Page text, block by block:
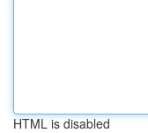
HTML is disabled